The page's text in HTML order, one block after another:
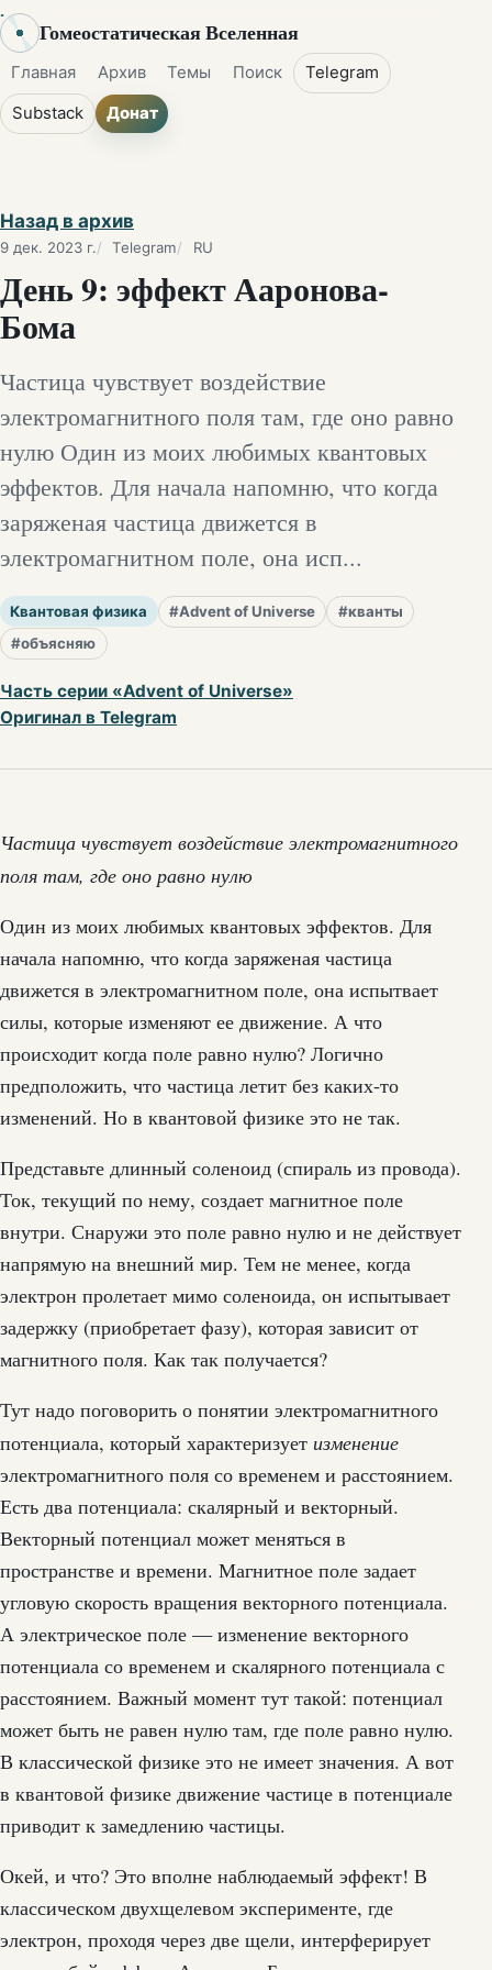
Гомеостатическая Вселенная
Главная Архив Темы Поиск Telegram
Substack Донат
Назад в архив
9 дек. 2023 г. Telegram RU
День 9: эффект Ааронова-
Бома
Частица чувствует воздействие
электромагнитного поля там, где оно равно
нулю Один из моих любимых квантовых
эффектов. Для начала напомню, что когда
заряженая частица движется в
электромагнитном поле, она исп...
Квантовая физика #Advent of Universe
#кванты
#объясняю
Часть серии «Advent of Universe»
Оригинал в Telegram
Частица чувствует воздействие электромагнитного
поля там, где оно равно нулю
Один из моих любимых квантовых эффектов. Для
начала напомню, что когда заряженая частица
движется в электромагнитном поле, она испытвает
силы, которые изменяют ее движение. А что
происходит когда поле равно нулю? Логично
предположить, что частица летит без каких-то
изменений. Но в квантовой физике это не так.
Представьте длинный соленоид (спираль из провода).
Ток, текущий по нему, создает магнитное поле
внутри. Снаружи это поле равно нулю и не действует
напрямую на внешний мир. Тем не менее, когда
электрон пролетает мимо соленоида, он испытывает
задержку (приобретает фазу), которая зависит от
магнитного поля. Как так получается?
Тут надо поговорить о понятии электромагнитного
потенциала, который характеризует изменение
электромагнитного поля со временем и расстоянием.
Есть два потенциала: скалярный и векторный.
Векторный потенциал может меняться в
пространстве и времени. Магнитное поле задает
угловую скорость вращения векторного потенциала.
А электрическое поле — изменение векторного
потенциала со временем и скалярного потенциала с
расстоянием. Важный момент тут такой: потенциал
может быть не равен нулю там, где поле равно нулю.
В классической физике это не имеет значения. А вот
в квантовой физике движение частице в потенциале
приводит к замедлению частицы.
Окей, и что? Это вполне наблюдаемый эффект! В
классическом двухщелевом эксперименте, где
электрон, проходя через две щели, интерферирует